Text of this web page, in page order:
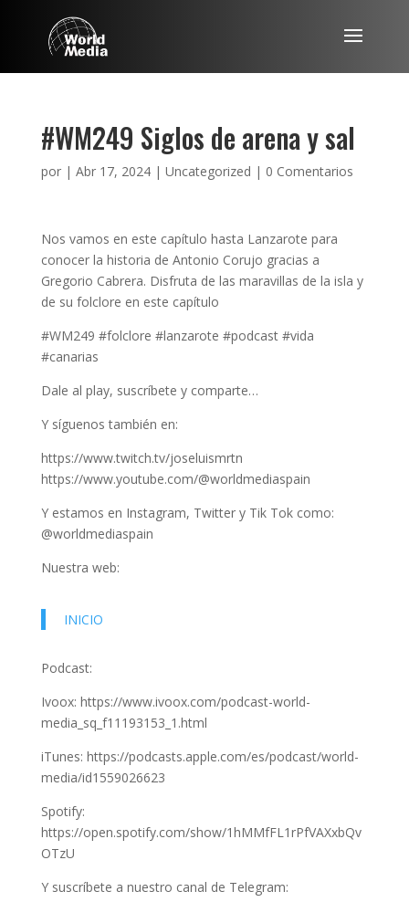
#WM249 Siglos de arena y sal
por | Abr 17, 2024| Uncategorized | 0 Comentarios
Nos vamos en este capítulo hasta Lanzarote para
conocer la historia de Antonio Corujo gracias a
Gregorio Cabrera. Disfruta de las maravillas de la isla y
de su folclore en este capítulo
#WM249 #folclore #lanzarote #podcast #vida
#canarias
Dale al play, suscríbete y comparte…
Y síguenos también en:
https://www.twitch.tv/joseluismrtn
https://www.youtube.com/@worldmediaspain
Y estamos en Instagram, Twitter y Tik Tok como:
@worldmediaspain
Nuestra web:
INICIO
Podcast:
Ivoox: https://www.ivoox.com/podcast-world-
media_sq_f11193153_1.html
iTunes: https://podcasts.apple.com/es/podcast/world-
media/id1559026623
Spotify:
https://open.spotify.com/show/1hMMfFL1rPfVAXxbQv
OTzU
Y suscríbete a nuestro canal de Telegram: